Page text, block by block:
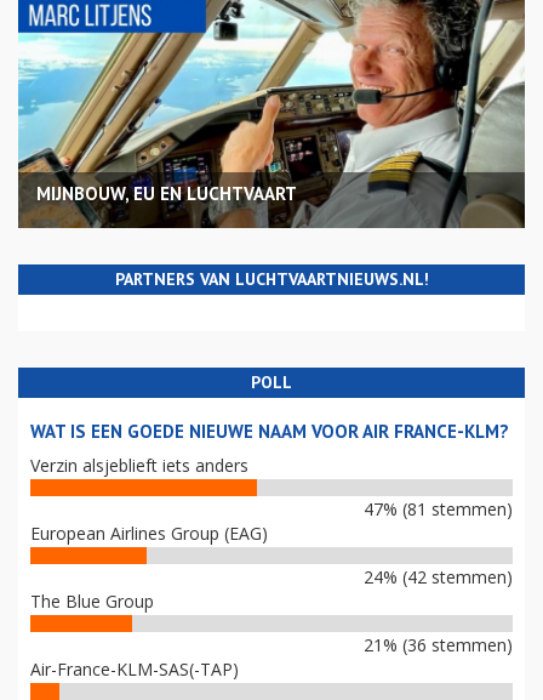
MIJNBOUW, EU EN LUCHTVAART
PARTNERS VAN LUCHTVAARTNIEUWS.NL!
POLL
WAT IS EEN GOEDE NIEUWE NAAM VOOR AIR FRANCE-KLM?
Verzin alsjeblieft iets anders
47% (81 stemmen)
European Airlines Group (EAG)
24% (42 stemmen)
The Blue Group
21% (36 stemmen)
Air-France-KLM-SAS(-TAP)